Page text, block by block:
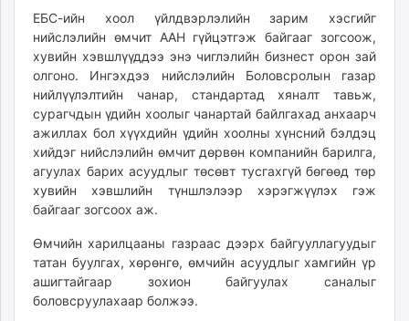
isee.mn
mglradio.com
fact.mn
itoim.mn
tumen.mn
shuum.mn
times.mn
tvmongolia.mn
mass.mn
assa.mn
tac.mn
ЕБС-ийн хоол үйлдвэрлэлийн зарим хэсгийг
нийслэлийн өмчит ААН гүйцэтгэж байгааг зогсоож,
хувийн хэвшлүүддээ энэ чиглэлийн бизнест орон зай
олгоно. Ингэхдээ нийслэлийн Боловсролын газар
нийлүүлэлтийн чанар, стандартад хяналт тавьж,
сурагчдын үдийн хоолыг чанартай байлгахад анхаарч
ажиллах бол хүүхдийн үдийн хоолны хүнсний бэлдэц
хийдэг нийслэлийн өмчит дөрвөн компанийн барилга,
агуулах барих асуудлыг төсөвт тусгахгүй бөгөөд төр
хувийн хэвшлийн түншлэлээр хэрэгжүүлэх гэж
байгааг зогсоох аж.
Өмчийн харилцааны газраас дээрх байгууллагуудыг
татан буулгах, хөрөнгө, өмчийн асуудлыг хамгийн үр
ашигтайгаар зохион байгуулах саналыг
боловсруулахаар болжээ.